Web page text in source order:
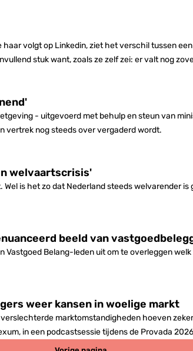
volgt op Linkedin, ziet het verschil tussen
stuk want, zoals ze zelf zei: er valt nog
- uitgevoerd met behulp en steun van
vertrek nog steeds over vergaderd wordt.
welvaartscrisis'
is het zo dat Nederland steeds welvarender
beeld van
Belang-leden uit om te overleggen
weer kansen in woelige markt
marktomstandigheden hoeven
in een podcastsessie tijdens de Provada